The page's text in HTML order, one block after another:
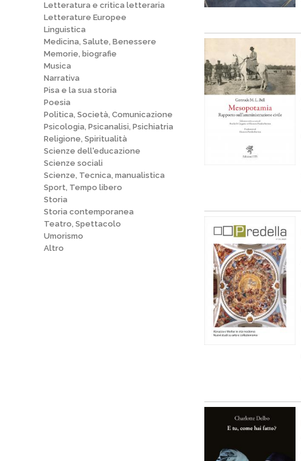
Letteratura e critica letteraria
Letterature Europee
Linguistica
Medicina, Salute, Benessere
Memorie, biografie
Musica
Narrativa
Pisa e la sua storia
Poesia
Politica, Società, Comunicazione
Psicologia, Psicanalisi, Psichiatria
Religione, Spiritualità
Scienze dell'educazione
Scienze sociali
Scienze, Tecnica, manualistica
Sport, Tempo libero
Storia
Storia contemporanea
Teatro, Spettacolo
Umorismo
Altro